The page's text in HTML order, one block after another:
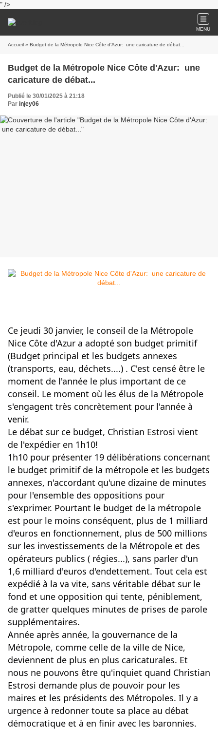
" />
MENU
Accueil » Budget de la Métropole Nice Côte d'Azur: une caricature de débat...
Budget de la Métropole Nice Côte d'Azur: une
caricature de débat...
Publié le 30/01/2025 à 21:18
Par injey06
Ce jeudi 30 janvier, le conseil de la Métropole
Nice Côte d'Azur a adopté son budget primitif
(Budget principal et les budgets annexes
(transports, eau, déchets....) . C'est censé être le
moment de l'année le plus important de ce
conseil. Le moment où les élus de la Métropole
s'engagent très concrètement pour l'année à
venir.
Le débat sur ce budget, Christian Estrosi vient
de l'expédier en 1h10!
1h10 pour présenter 19 délibérations concernant
le budget primitif de la métropole et les budgets
annexes, n'accordant qu'une dizaine de minutes
pour l'ensemble des oppositions pour
s'exprimer. Pourtant le budget de la métropole
est pour le moins conséquent, plus de 1 milliard
d'euros en fonctionnement, plus de 500 millions
sur les investissements de la Métropole et des
opérateurs publics ( régies...), sans parler d'un
1,6 milliard d'euros d'endettement. Tout cela est
expédié à la va vite, sans véritable débat sur le
fond et une opposition qui tente, péniblement,
de gratter quelques minutes de prises de parole
supplémentaires.
Année après année, la gouvernance de la
Métropole, comme celle de la ville de Nice,
deviennent de plus en plus caricaturales. Et
nous ne pouvons être qu'inquiet quand Christian
Estrosi demande plus de pouvoir pour les
maires et les présidents des Métropoles. Il y a
urgence à redonner toute sa place au débat
démocratique et à en finir avec les baronnies.